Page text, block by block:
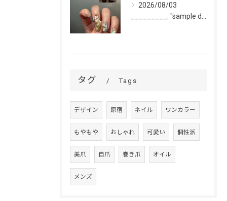
2026/08/03
タグ Tags
デザイン 原宿 ネイル ワンカラー
もやもや おしゃれ 可愛い 個性派
美爪 自爪 巻き爪 オイル
メンズ